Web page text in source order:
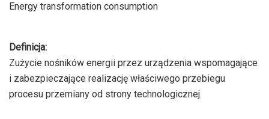
Energy transformation consumption
Definicja:
Zużycie nośników energii przez urządzenia wspomagające
i zabezpieczające realizację właściwego przebiegu
procesu przemiany od strony technologicznej.